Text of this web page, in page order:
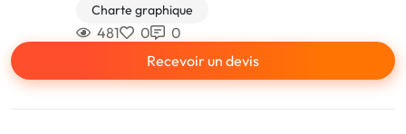
Charte graphique
481 0
0
Recevoir un devis